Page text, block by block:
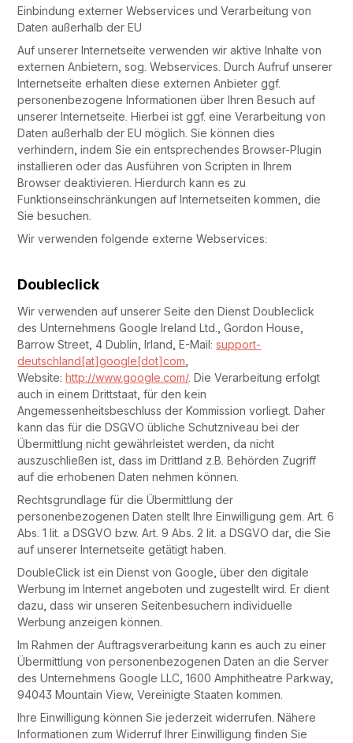
Einbindung externer Webservices und Verarbeitung von
Daten außerhalb der EU
Auf unserer Internetseite verwenden wir aktive Inhalte von
externen Anbietern, sog. Webservices. Durch Aufruf unserer
Internetseite erhalten diese externen Anbieter ggf.
personenbezogene Informationen über Ihren Besuch auf
unserer Internetseite. Hierbei ist ggf. eine Verarbeitung von
Daten außerhalb der EU möglich. Sie können dies
verhindern, indem Sie ein entsprechendes Browser-Plugin
installieren oder das Ausführen von Scripten in Ihrem
Browser deaktivieren. Hierdurch kann es zu
Funktionseinschränkungen auf Internetseiten kommen, die
Sie besuchen.
Wir verwenden folgende externe Webservices:
Doubleclick
Wir verwenden auf unserer Seite den Dienst Doubleclick
des Unternehmens Google Ireland Ltd., Gordon House,
Barrow Street, 4 Dublin, Irland, E-Mail:support-
deutschland[at]google[dot]com
Website:http://www.google.com/. Die Verarbeitung erfolgt
auch in einem Drittstaat, für den kein
Angemessenheitsbeschluss der Kommission vorliegt. Daher
kann das für die DSGVO übliche Schutzniveau bei der
Übermittlung nicht gewährleistet werden, da nicht
auszuschließen ist, dass im Drittland z.B. Behörden Zugriff
auf die erhobenen Daten nehmen können.
Rechtsgrundlage für die Übermittlung der
personenbezogenen Daten stellt Ihre Einwilligung gem. Art. 6
Abs. 1 lit. a DSGVO bzw. Art. 9 Abs. 2 lit. a DSGVO dar, die Sie
auf unserer Internetseite getätigt haben.
DoubleClick ist ein Dienst von Google, über den digitale
Werbung im Internet angeboten und zugestellt wird. Er dient
dazu, dass wir unseren Seitenbesuchern individuelle
Werbung anzeigen können.
Im Rahmen der Auftragsverarbeitung kann es auch zu einer
Übermittlung von personenbezogenen Daten an die Server
des Unternehmens Google LLC, 1600 Amphitheatre Parkway,
94043 Mountain View, Vereinigte Staaten kommen.
Ihre Einwilligung können Sie jederzeit widerrufen. Nähere
Informationen zum Widerruf Ihrer Einwilligung finden Sie